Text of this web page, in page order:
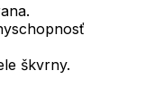
škvrny.